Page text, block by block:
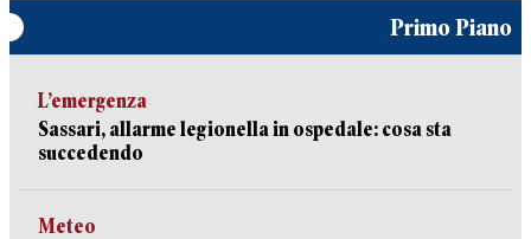
Primo Piano
L’emergenza
Sassari, allarme legionella in ospedale: cosa sta
succedendo
Meteo